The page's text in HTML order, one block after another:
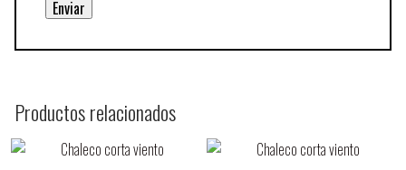
Productos relacionados